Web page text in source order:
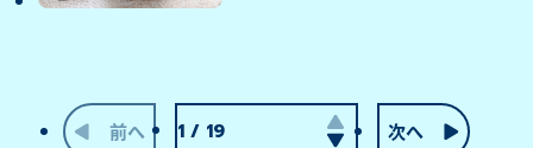
前へ 次へ